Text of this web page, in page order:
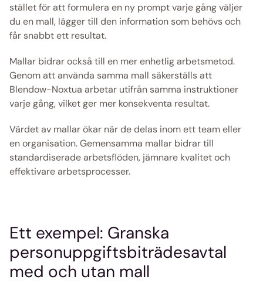
stället för att formulera en ny prompt varje gång väljer
du en mall, lägger till den information som behövs och
får snabbt ett resultat.
Mallar bidrar också till en mer enhetlig arbetsmetod.
Genom att använda samma mall säkerställs att
Blendow-Noxtua arbetar utifrån samma instruktioner
varje gång, vilket ger mer konsekventa resultat.
Värdet av mallar ökar när de delas inom ett team eller
en organisation. Gemensamma mallar bidrar till
standardiserade arbetsflöden, jämnare kvalitet och
effektivare arbetsprocesser.
Ett exempel: Granska
personuppgiftsbiträdesavtal
med och utan mall